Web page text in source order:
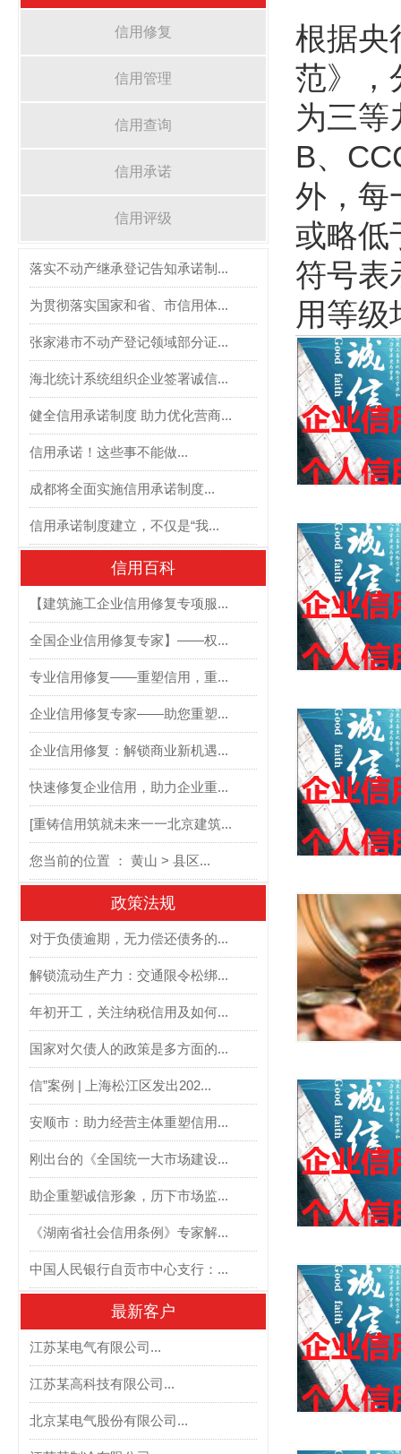
信用修复
信用管理
信用查询
信用承诺
信用评级
落实不动产继承登记告知承诺制...
为贯彻落实国家和省、市信用体...
张家港市不动产登记领域部分证...
海北统计系统组织企业签署诚信...
健全信用承诺制度 助力优化营商...
信用承诺！这些事不能做...
成都将全面实施信用承诺制度...
信用承诺制度建立，不仅是“我...
信用百科
【建筑施工企业信用修复专项服...
全国企业信用修复专家】——权...
专业信用修复——重塑信用，重...
企业信用修复专家——助您重塑...
企业信用修复：解锁商业新机遇...
快速修复企业信用，助力企业重...
[重铸信用筑就未来一一北京建筑...
您当前的位置 ： 黄山 > 县区...
政策法规
对于负债逾期，无力偿还债务的...
解锁流动生产力：交通限令松绑...
年初开工，关注纳税信用及如何...
国家对欠债人的政策是多方面的...
信”案例 | 上海松江区发出202...
安顺市：助力经营主体重塑信用...
刚出台的《全国统一大市场建设...
助企重塑诚信形象，历下市场监...
《湖南省社会信用条例》专家解...
中国人民银行自贡市中心支行：...
最新客户
江苏某电气有限公司...
江苏某高科技有限公司...
北京某电气股份有限公司...
根据央
范》，
为三等
B、
外，每
或略低
符号表
用等级